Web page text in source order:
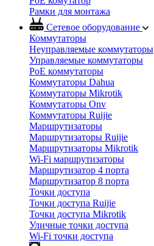
Рамки для монтажа
Сетевое оборудование
Коммутаторы
Неуправляемые коммутаторы
Управляемые коммутаторы
PoE коммутаторы
Коммутаторы Dahua
Коммутаторы Mikrotik
Коммутаторы Onv
Коммутаторы Ruijie
Маршрутизаторы
Маршрутизаторы Ruijie
Маршрутизаторы Mikrotik
Wi-Fi маршрутизаторы
Маршрутизатор 4 порта
Маршрутизатор 8 порта
Точки доступа
Точки доступа Ruijie
Точки доступа Mikrotik
Уличные точки доступа
Wi-Fi точки доступа